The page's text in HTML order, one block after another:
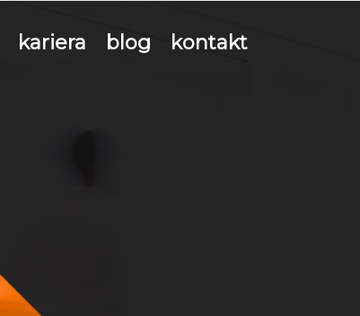
kariera blog kontakt